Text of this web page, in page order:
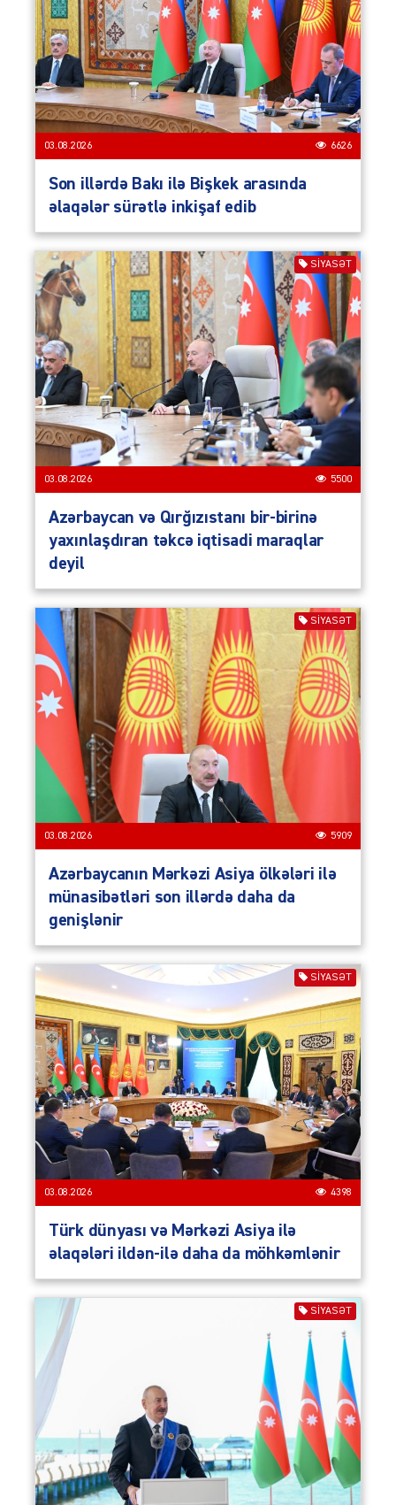
03.08.2026 6626
Son illərdə Bakı ilə Bişkek arasında
əlaqələr sürətlə inkişaf edib
SIYASƏT
03.08.2026 5500
Azərbaycan və Qırğızıstanı bir-birinə
yaxınlaşdıran təkcə iqtisadi maraqlar
deyil
SIYASƏT
03.08.2026 5909
Azərbaycanın Mərkəzi Asiya ölkələri ilə
münasibətləri son illərdə daha da
genişlənir
SIYASƏT
03.08.2026 4398
Türk dünyası və Mərkəzi Asiya ilə
əlaqələri ildən-ilə daha da möhkəmlənir
SIYASƏT